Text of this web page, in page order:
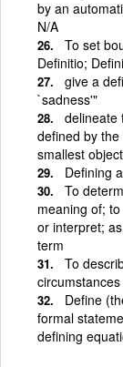
by an
N/A
To set
Definitio;
give a
`sadness'"
delineate
defined by
smallest
Defining
To
meaning of;
or interpret;
term
To
Define
formal
defining